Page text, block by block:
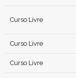
Curso Livre
Curso Livre
Curso Livre